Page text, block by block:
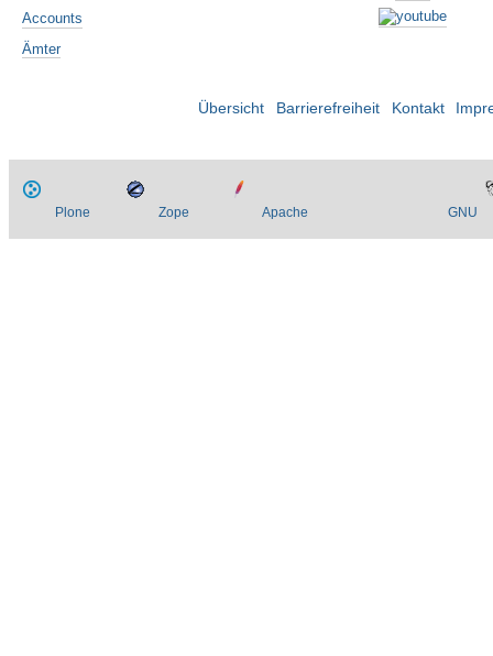
Accounts
Ämter
Übersicht Barrierefreiheit Kontakt
Plone Zope Apache GNU